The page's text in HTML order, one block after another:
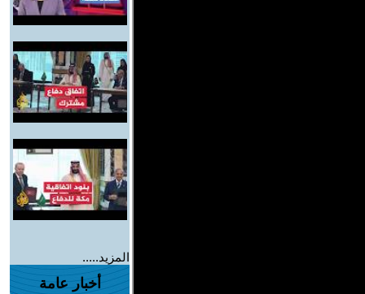
المزيد.....
أخبار عامة